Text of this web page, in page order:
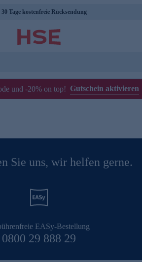
30 Tage kostenfreie Rücksendung
und -20% on top! Gutschein aktivieren
Sie uns, wir helfen gerne.
EASy-Bestellung
0800 29 888 29